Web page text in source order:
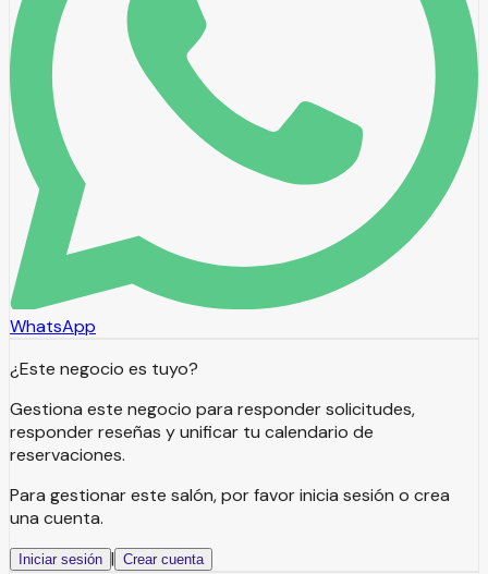
WhatsApp
¿Este negocio es tuyo?
Gestiona este negocio para responder solicitudes,
responder reseñas y unificar tu calendario de
reservaciones.
Para gestionar este salón, por favor inicia sesión o crea
una cuenta.
Iniciar sesión | Crear cuenta